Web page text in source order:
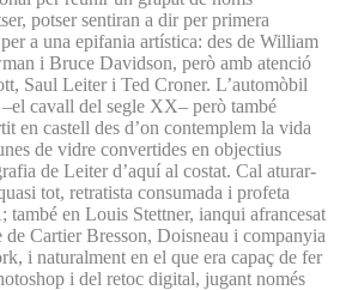
potser sentiran a dir per primera
a una epifania artística: des de William
i Bruce Davidson, però amb atenció
Saul Leiter i Ted Croner. L’automòbil
cavall del segle XX– però també
en castell des d’on contemplem la vida
de vidre convertides en objectius
de Leiter d’aquí al costat. Cal aturar-
tot, retratista consumada i profeta
també en Louis Stettner, ianqui afrancesat
de Cartier Bresson, Doisneau i companyia
i naturalment en el que era capaç de fer
i del retoc digital, jugant només